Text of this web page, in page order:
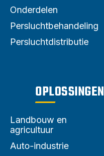
Onderdelen
Persluchtbehandeling
Persluchtdistributie
OPLOSSINGEN
Landbouw en
agricultuur
Auto-industrie